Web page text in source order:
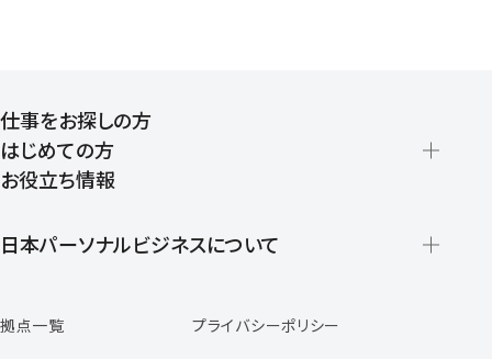
仕事をお探しの方
はじめての方
登録から就業開始までの流れ
お役立ち情報
日本パーソナルビジネスについて
スタッフの声
拠点一覧 プライバシーポリシー